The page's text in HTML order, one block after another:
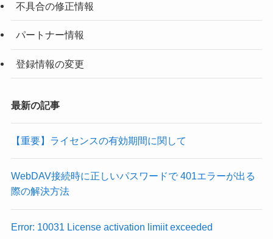
不具合の修正情報
パートナー情報
登録情報の変更
最新の記事
【重要】ライセンスの有効期間に関して
WebDAV接続時に正しいパスワードで 401エラーが出る
際の解決方法
Error: 10031 License activation limiit exceeded